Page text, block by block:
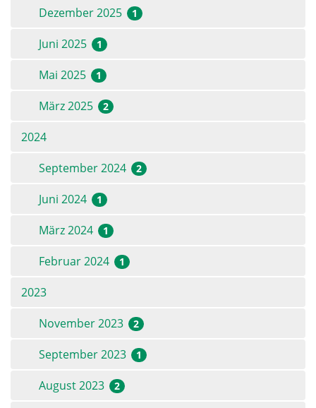
Dezember 2025
1
Juni 2025 1
Mai 2025 1
März 2025 2
2024
September 2024
2
Juni 2024 1
März 2024 1
Februar 2024 1
2023
November 2023
2
September 2023 1
August 2023 2